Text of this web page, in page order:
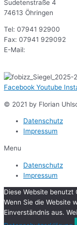
Sudetenstraße 4
74613 Öhringen
Tel: 07941 92900
Fax: 07941 929092
E-Mail:
Facebook Youtube
© 2021 by Florian
Datenschutz
Impressum
Menu
Datenschutz
Impressum
Diese Website benutzt
Wenn Sie die Website
Einverständnis aus.